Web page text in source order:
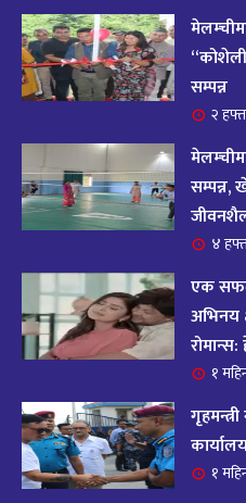
१४ आज २०८२ साल भदौ
११ महिना अघि
१५
आजको राशिफल :
अगस्ट २०२५
११ महिना अघि
१६ आजको राशिफल –
१७ आजको राशिफल –
११ महिना अघि
१८
आजको राशिफल :
२०२५)
११ महिना अघि
सम्पन्न
२
सम्पन्न,
४
एक
अभिनय
रोमान्स:
१
१